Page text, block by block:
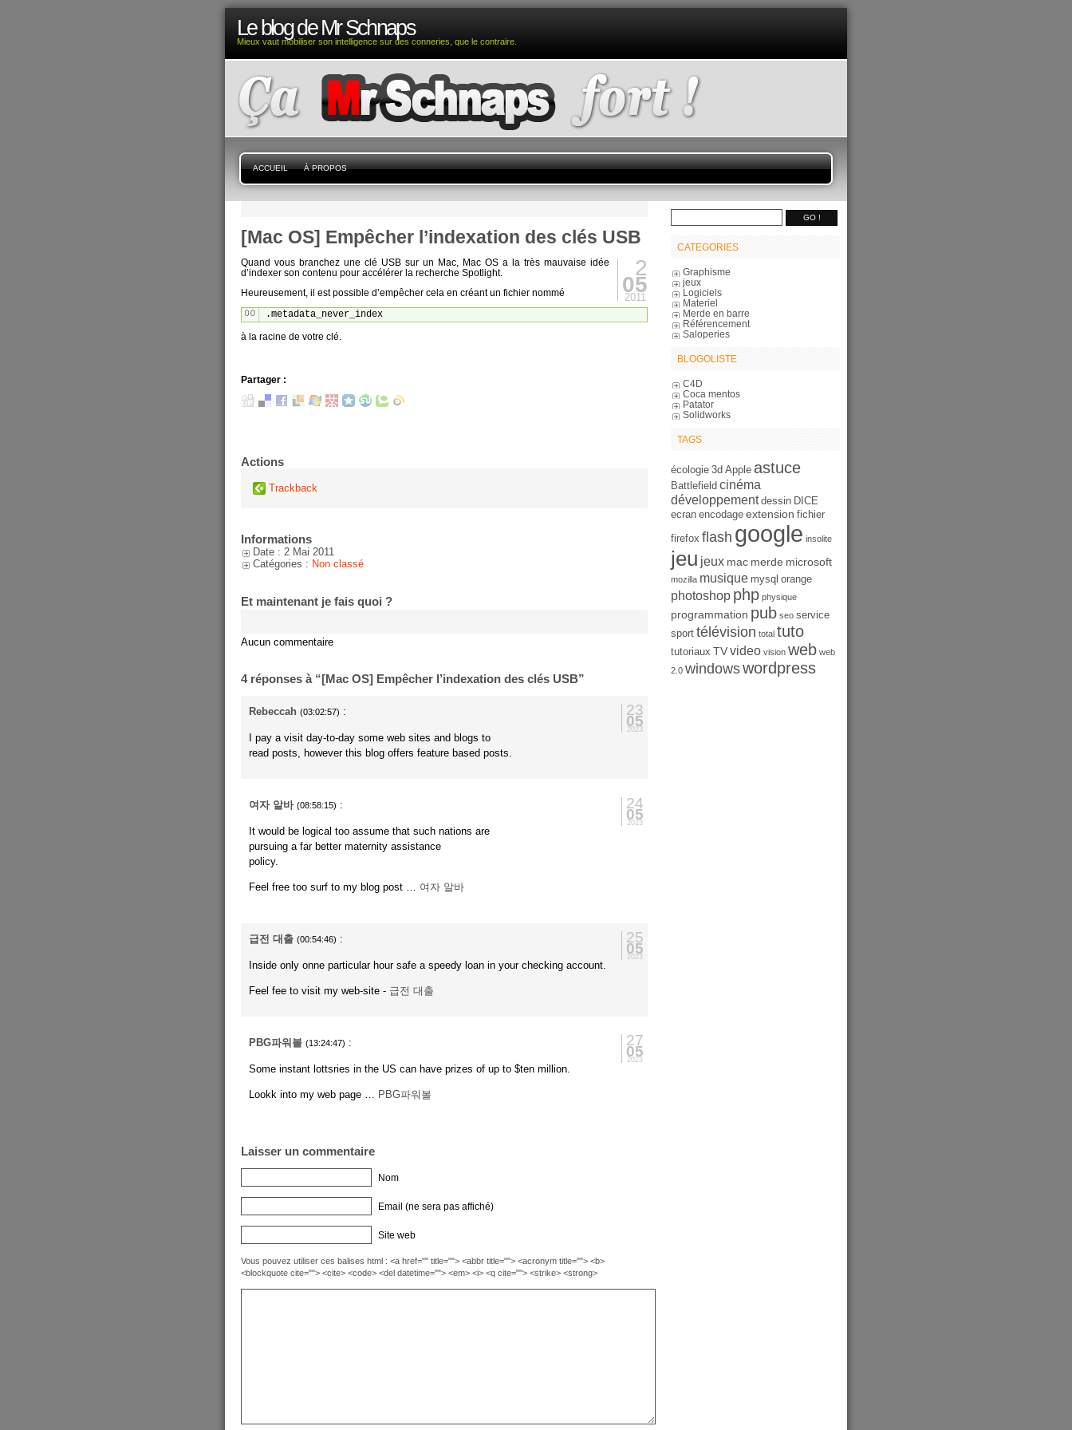
Le blog de Mr Schnaps
Mieux vaut mobiliser son intelligence sur des conneries, que le contraire.
ACCUEIL À PROPOS
[Mac OS] Empêcher l’indexation des clés USB
2
05
2011
Quand vous branchez une clé USB sur un Mac, Mac OS a la très mauvaise idée
d’indexer son contenu pour accélérer la recherche Spotlight.
Heureusement, il est possible d’empêcher cela en créant un fichier nommé
.metadata_never_index
à la racine de votre clé.
Partager :
Actions
Trackback
Informations
Date : 2 Mai 2011
Catégories : Non classé
Et maintenant je fais quoi ?
Aucun commentaire
4 réponses à “[Mac OS] Empêcher l’indexation des clés USB”
23
05
2023
Rebeccah (03:02:57) :
I pay a visit day-to-day some web sites and blogs to
read posts, however this blog offers feature based posts.
24
05
2023
여자 알바 (08:58:15) :
It would be logical too assume that such nations are
pursuing a far better maternity assistance
policy.
Feel free too surf to my blog post … 여자 알바
25
05
2023
급전 대출 (00:54:46) :
Inside only onne particular hour safe a speedy loan in your checking account.
Feel fee to visit my web-site - 급전 대출
27
05
2023
PBG파워볼 (13:24:47) :
Some instant lottsries in the US can have prizes of up to $ten million.
Lookk into my web page … PBG파워볼
Laisser un commentaire
Nom
Email (ne sera pas affiché)
Site web
Vous pouvez utiliser ces balises html : <a href="" title=""> <abbr title=""> <acronym title=""> <b>
<blockquote cite=""> <cite> <code> <del datetime=""> <em> <i> <q cite=""> <strike> <strong>
CATEGORIES
Graphisme
jeux
Logiciels
Materiel
Merde en barre
Référencement
Saloperies
BLOGOLISTE
C4D
Coca mentos
Patator
Solidworks
TAGS
écologie 3d Apple astuce
Battlefield cinéma
développement dessin DICE
ecran encodage extension fichier
firefox flash google insolite
jeu jeux mac merde microsoft
mozilla musique mysql orange
photoshop php physique
programmation pub seo service
sport télévision total tuto
tutoriaux TVvideo vision web web
2.0 windowswordpress